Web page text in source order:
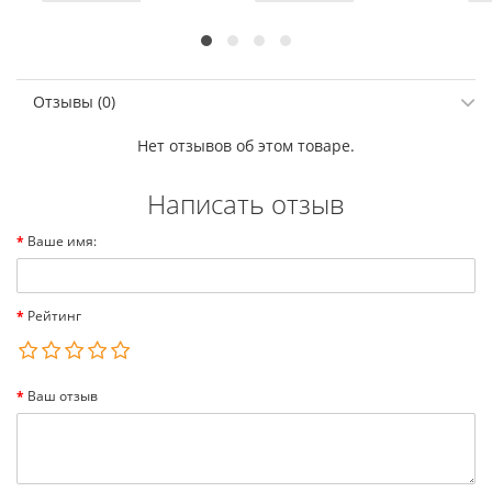
Отзывы (0)
Нет отзывов об этом товаре.
Написать отзыв
Ваше имя:
Рейтинг
Ваш отзыв